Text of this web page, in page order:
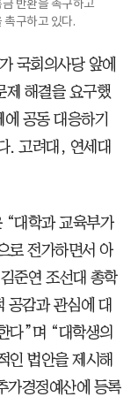
반환을 촉구하고
촉구하고 있다.
국회의사당 앞에
제 해결을 요구했
공동 대응하기
. 고려대, 연세대
“대학과 교육부가
로 전가하면서 아
준연 조선대 총학
공감과 관심에 대
다”며 “대학생의
인 법안을 제시해
가경정예산에 등록